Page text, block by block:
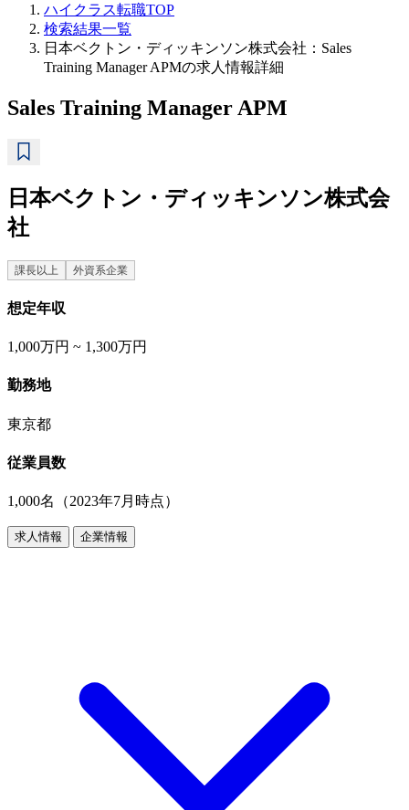
ハイクラス転職TOP
検索結果一覧
日本ベクトン・ディッキンソン株式会社：Sales
Training Manager APMの求人情報詳細
Sales Training Manager APM
日本ベクトン・ディッキンソン株式会
社
課長以上 外資系企業
想定年収
1,000万円 ~ 1,300万円
勤務地
東京都
従業員数
1,000名（2023年7月時点）
求人情報 企業情報